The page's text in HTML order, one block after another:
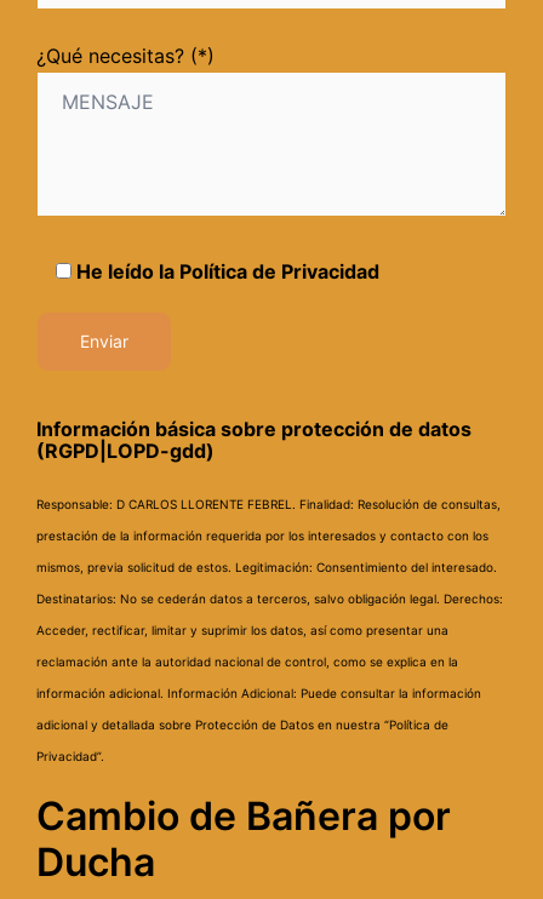
¿Qué necesitas? (*)
He leído la Política de Privacidad
Información básica sobre protección de datos
(RGPD|LOPD-gdd)
Responsable: D CARLOS LLORENTE FEBREL. Finalidad: Resolución de consultas,
prestación de la información requerida por los interesados y contacto con los
mismos, previa solicitud de estos. Legitimación: Consentimiento del interesado.
Destinatarios: No se cederán datos a terceros, salvo obligación legal. Derechos:
Acceder, rectificar, limitar y suprimir los datos, así como presentar una
reclamación ante la autoridad nacional de control, como se explica en la
información adicional. Información Adicional: Puede consultar la información
adicional y detallada sobre Protección de Datos en nuestra “Política de
Privacidad”.
Cambio de Bañera por
Ducha